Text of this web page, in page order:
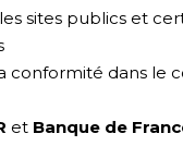
sites publics et
conformité dans le
et Banque de